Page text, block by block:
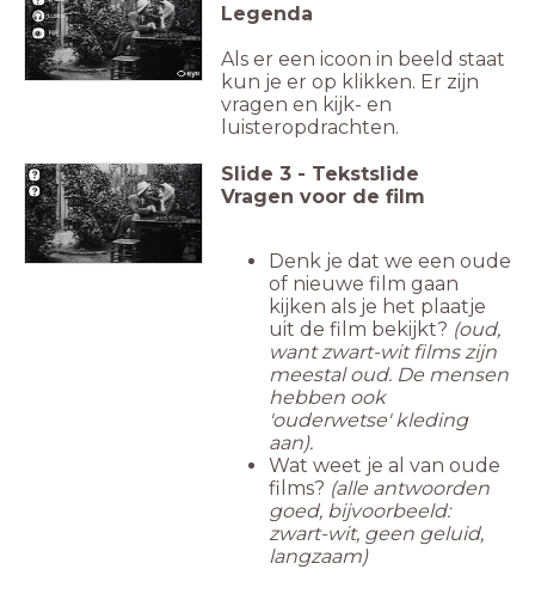
Luister
Kijk
Legenda
Als er een icoon in beeld staat
kun je er op klikken. Er zijn
vragen en kijk- en
luisteropdrachten.
Slide 3 - Tekstslide
Vragen voor de film
Denk je dat we een oude
of nieuwe film gaan
kijken als je het plaatje
uit de film bekijkt? (oud,
want zwart-wit films zijn
meestal oud. De mensen
hebben ook
'ouderwetse' kleding
aan).
Wat weet je al van oude
films? (alle antwoorden
goed, bijvoorbeeld:
zwart-wit, geen geluid,
langzaam)